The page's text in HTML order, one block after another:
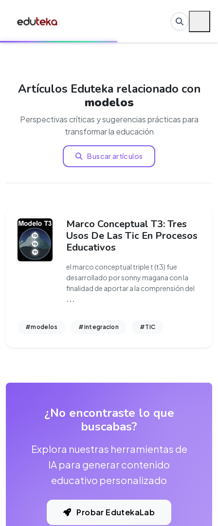
Artículos Eduteka relacionado con
modelos
Perspectivas críticas y sugerencias prácticas para
transformar la educación
Buscar artículos
Marco Conceptual T3: Tres
Usos De Las Tic En Procesos
Educativos
el marco conceptual triple t (t3) fue
desarrollado por sonny magana con la
finalidad de aportar a la comprensión del
...
#modelos #integracion #TIC
¿No encontraste lo que
buscabas?
Explora nuestras herramientas de
IA para generar contenido
educativo personalizado
Probar EdutekaLab